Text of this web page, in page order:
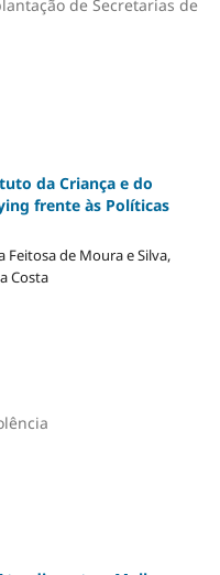
de Secretarias de
da Criança e do
frente às Políticas
Feitosa de Moura e Silva,
Costa